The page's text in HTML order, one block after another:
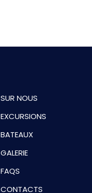
SUR NOUS
EXCURSIONS
BATEAUX
GALERIE
FAQS
CONTACTS